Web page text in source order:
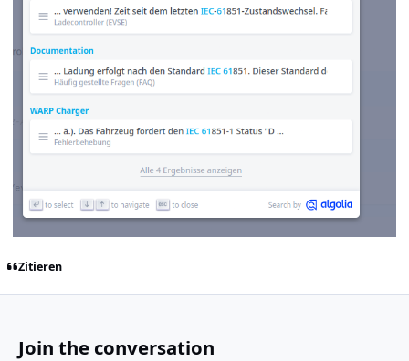
Zitieren
Join the conversation